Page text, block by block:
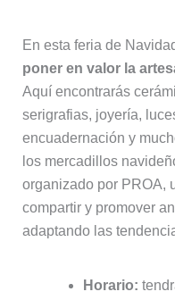
En esta feria de
poner en valor la
Aquí encontrarás
serigrafias, joyería,
encuadernación y
los mercadillos
organizado por PROA,
compartir y promover
adaptando las
Horario: